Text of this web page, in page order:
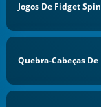
Jogos De Fidget
Quebra-Cabeças De